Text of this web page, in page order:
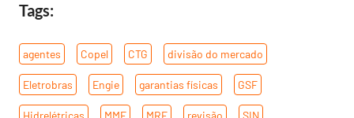
Tags:
agentes Copel CTG divisão do mercado
Eletrobras Engie garantias físicas GSF
Hidrelétricas MME MRE revisão SIN